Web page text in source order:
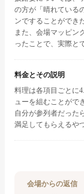
の方が「晴れている
ンですることができた
また、会場マッピン
ったことで、実際と
料金とその説明
料理は各項目ごとに
ューを組むことがで
自分が参列者だった
満足してもらえるや
会場からの返信